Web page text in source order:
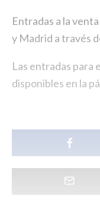
Entradas a la
y Madrid a través
Las entradas para
disponibles en la